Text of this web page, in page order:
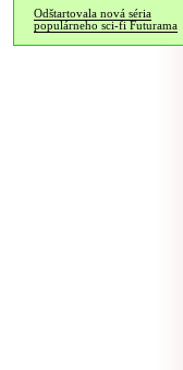
Odštartovala nová séria
populárneho sci-fi Futurama